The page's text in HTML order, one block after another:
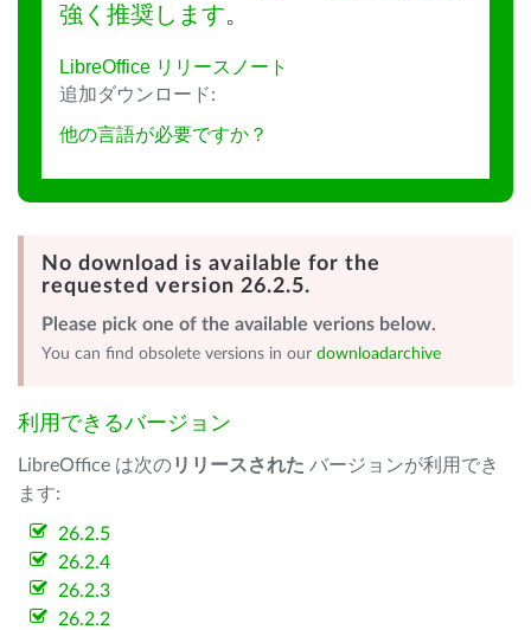
強く推奨します。
LibreOffice リリースノート
追加ダウンロード:
他の言語が必要ですか？
No download is available for the
requested version 26.2.5.
Please pick one of the available verions below.
You can find obsolete versions in our downloadarchive
利用できるバージョン
LibreOffice は次のリリースされた バージョンが利用でき
ます:
26.2.5
26.2.4
26.2.3
26.2.2